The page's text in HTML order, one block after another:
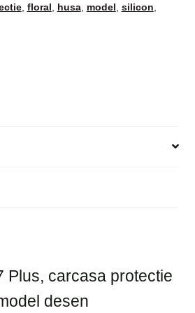
, floral husa, model silicon
Plus, carcasa protectie
desen